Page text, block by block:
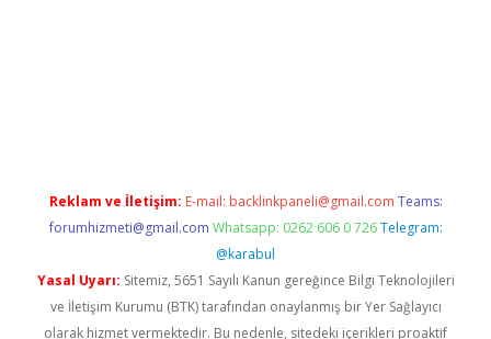
Reklam ve İletişim: E-mail: backlinkpaneli@gmail.com Teams:
forumhizmeti@gmail.com Whatsapp: 0262 606 0 726 Telegram:
@karabul
Yasal Uyarı: Sitemiz, 5651 Sayılı Kanun gereğince Bilgi Teknolojileri
ve İletişim Kurumu (BTK) tarafından onaylanmış bir Yer Sağlayıcı
olarak hizmet vermektedir. Bu nedenle, sitedeki içerikleri proaktif